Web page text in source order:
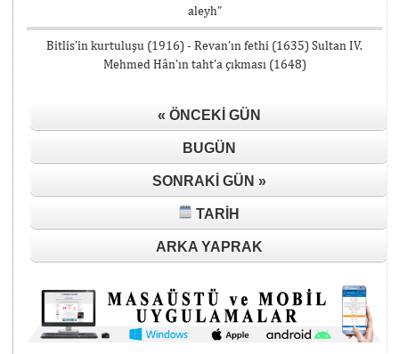
aleyh”
Bitlis’in kurtuluşu (1916) - Revan’ın fethi (1635) Sultan IV.
Mehmed Hân’ın taht’a çıkması (1648)
« ÖNCEKI GÜN
BUGÜN
SONRAKI GÜN »
TARIH
ARKA YAPRAK